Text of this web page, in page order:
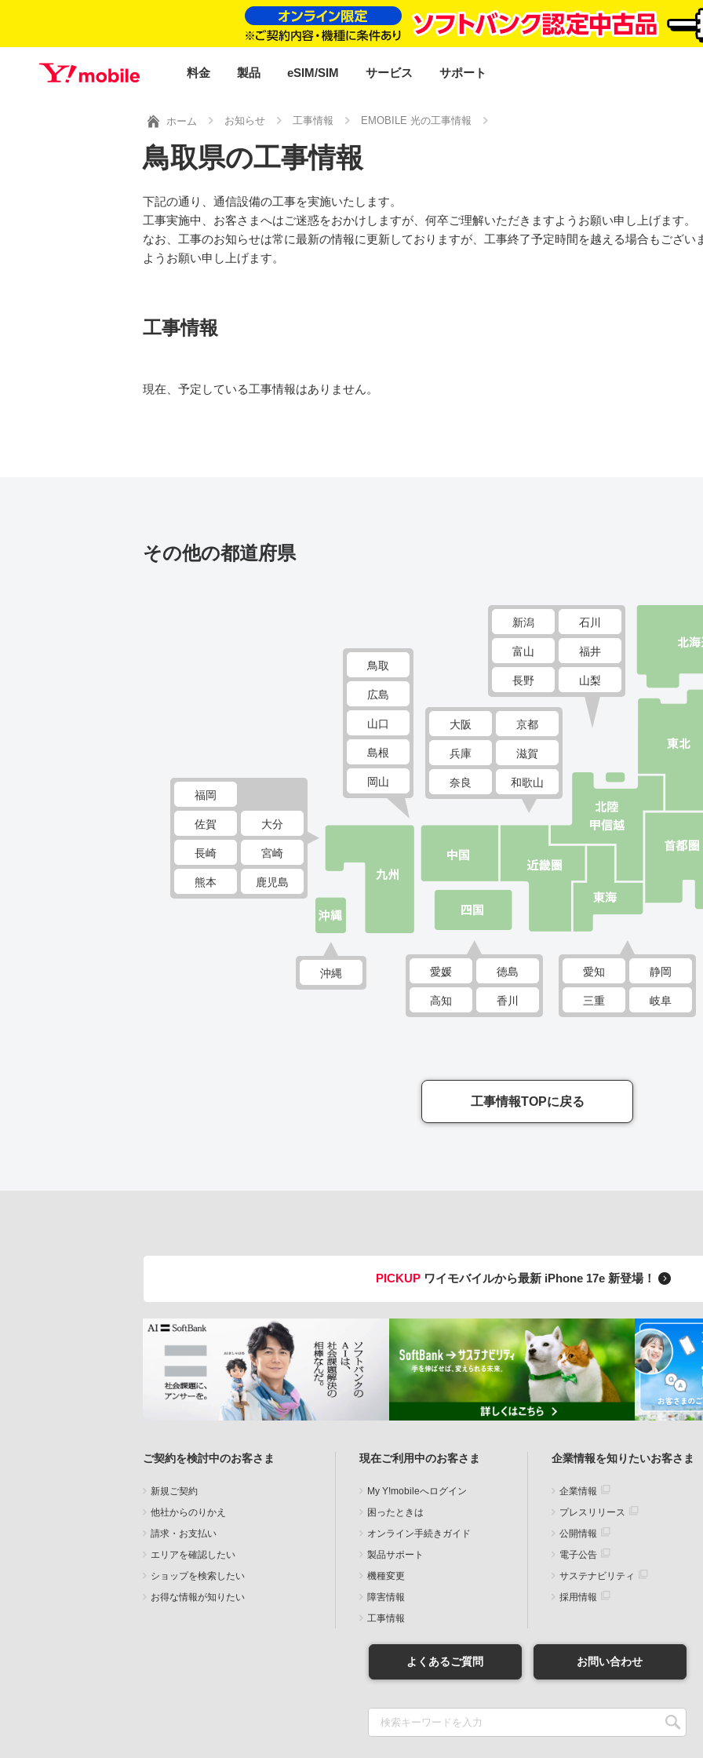
料金 製品 eSIM/SIM サービス サポート
ホーム お知らせ 工事情報 EMOBILE 光の工事情報
鳥取県の工事情報
下記の通り、通信設備の工事を実施いたします。
工事実施中、お客さまへはご迷惑をおかけしますが、何卒ご理解いただきますようお願い申し上げます。
なお、工事のお知らせは常に最新の情報に更新しておりますが、工事終了予定時間を越える場合もござ
ようお願い申し上げます。
工事情報
現在、予定している工事情報はありません。
その他の都道府県
愛知 静岡
三重 岐阜
新潟 石川
富山 福井
長野 山梨
大阪 京都
兵庫 滋賀
奈良 和歌山
鳥取
広島
山口
島根
岡山
愛媛 徳島
高知 香川
福岡
佐賀 大分
長崎 宮崎
熊本 鹿児島
沖縄
工事情報TOPに戻る
PICKUP ワイモバイルから最新 iPhone 17e 新登場！
ご契約を検討中のお客さま
新規ご契約
他社からのりかえ
請求・お支払い
エリアを確認したい
ショップを検索したい
お得な情報が知りたい
現在ご利用中のお客さま
My Y!mobileへログイン
困ったときは
オンライン手続きガイド
製品サポート
機種変更
障害情報
工事情報
企業情報を知りたいお客さま
企業情報
プレスリリース
公開情報
電子公告
サステナビリティ
採用情報
よくあるご質問 お問い合わせ